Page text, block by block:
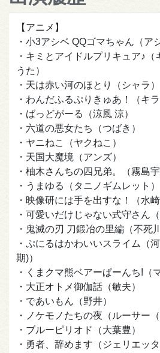
【アニメ】
・小3アシベ QQゴマちゃん（ア
・キミとアイドルプリキュア♪（
うた）
・天は赤い河のほとり（シャラ）
・わんだふるぷりきゅあ！（キ
・ばっどがーる（涼風 涼）
・六道の悪女たち（つばき）
・ヤニねこ（ヤクねこ）
・天国大魔境（アンズ）
・柚木さんちの四兄弟。（霧島宇
・うまゆる（タニノギムレット）
・映像研には手を出すな！（水崎
・可愛いだけじゃない式守さん（
・鬼滅の刃 刀鍛冶の里編（不死
・ぷにるはかわいいスライム（
期)）
・くまクマ熊ベアーぱーんち!（
・大正オトメ御伽話（敏夫）
・であいもん（野井）
・ノケモノたちの夜（ルーサー（
・ブルーピリオド（大葉豊）
・勇者、辞めます（ジェリエッタ